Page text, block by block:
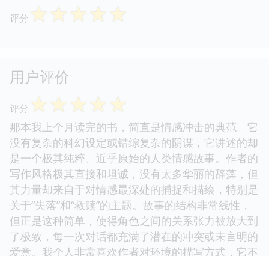
评分 ☆☆☆☆☆
用户评价
评分 ☆☆☆☆☆
那本我上个月读完的书，简直是情感冲击的典范。它
没有复杂的科幻设定或错综复杂的阴谋，它讲述的却
是一个极其纯粹、近乎原始的人类情感故事。作者的
写作风格极其直接和坦诚，没有太多华丽的辞藻，但
其力量却来自于对情感最深处的捕捉和描绘，特别是
关于“失落”和“救赎”的主题。故事的结构非常线性，
但正是这种简单，使得角色之间的关系张力被放大到
了极致，每一次对话都充满了潜在的冲突或未言明的
爱意。我个人非常喜欢作者对环境的描写方式，它不